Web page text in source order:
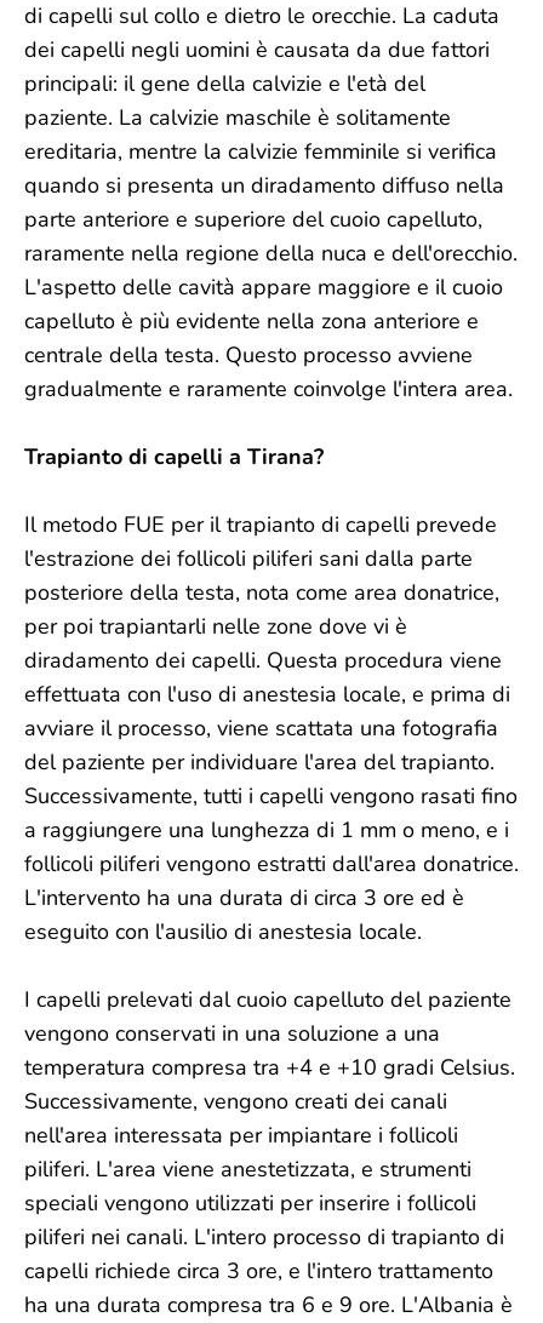
di capelli sul collo e dietro le orecchie. La caduta
dei capelli negli uomini è causata da due fattori
principali: il gene della calvizie e l'età del
paziente. La calvizie maschile è solitamente
ereditaria, mentre la calvizie femminile si verifica
quando si presenta un diradamento diffuso nella
parte anteriore e superiore del cuoio capelluto,
raramente nella regione della nuca e dell'orecchio.
L'aspetto delle cavità appare maggiore e il cuoio
capelluto è più evidente nella zona anteriore e
centrale della testa. Questo processo avviene
gradualmente e raramente coinvolge l'intera area.
Trapianto di capelli a Tirana?
Il metodo FUE per il trapianto di capelli prevede
l'estrazione dei follicoli piliferi sani dalla parte
posteriore della testa, nota come area donatrice,
per poi trapiantarli nelle zone dove vi è
diradamento dei capelli. Questa procedura viene
effettuata con l'uso di anestesia locale, e prima di
avviare il processo, viene scattata una fotografia
del paziente per individuare l'area del trapianto.
Successivamente, tutti i capelli vengono rasati fino
a raggiungere una lunghezza di 1 mm o meno, e i
follicoli piliferi vengono estratti dall'area donatrice.
L'intervento ha una durata di circa 3 ore ed è
eseguito con l'ausilio di anestesia locale.
I capelli prelevati dal cuoio capelluto del paziente
vengono conservati in una soluzione a una
temperatura compresa tra +4 e +10 gradi Celsius.
Successivamente, vengono creati dei canali
nell'area interessata per impiantare i follicoli
piliferi. L'area viene anestetizzata, e strumenti
speciali vengono utilizzati per inserire i follicoli
piliferi nei canali. L'intero processo di trapianto di
capelli richiede circa 3 ore, e l'intero trattamento
ha una durata compresa tra 6 e 9 ore. L'Albania è